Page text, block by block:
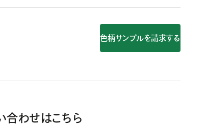
色柄サンプルを請求する
合わせはこちら